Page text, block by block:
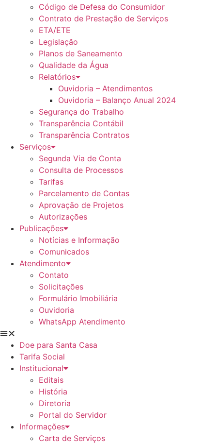
Código de Defesa do Consumidor
Contrato de Prestação de Serviços
ETA/ETE
Legislação
Planos de Saneamento
Qualidade da Água
Relatórios
Ouvidoria – Atendimentos
Ouvidoria – Balanço Anual 2024
Segurança do Trabalho
Transparência Contábil
Transparência Contratos
Serviços
Segunda Via de Conta
Consulta de Processos
Tarifas
Parcelamento de Contas
Aprovação de Projetos
Autorizações
Publicações
Notícias e Informação
Comunicados
Atendimento
Contato
Solicitações
Formulário Imobiliária
Ouvidoria
WhatsApp Atendimento
Doe para Santa Casa
Tarifa Social
Institucional
Editais
História
Diretoria
Portal do Servidor
Informações
Carta de Serviços